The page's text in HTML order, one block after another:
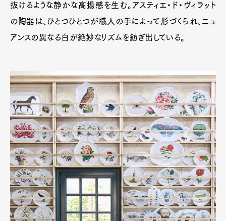
抜けるような静かな高揚感を生む。アスティエ・ド・ヴィラット
の陶器は、ひとつひとつが職人の手によって形づくられ、ニュ
アンスの異なる白が絶妙なリズムを紡ぎ出している。